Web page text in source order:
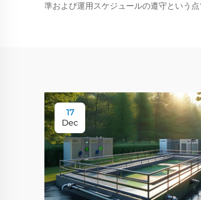
準および運用スケジュールの遵守という
17
Dec